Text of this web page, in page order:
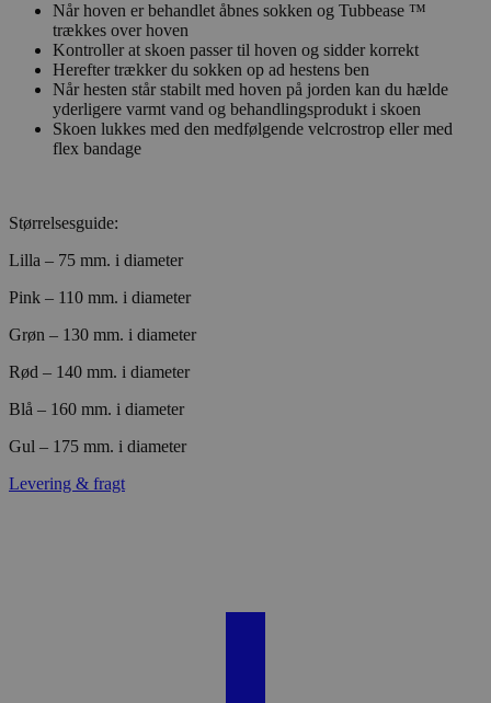
Når hoven er behandlet åbnes sokken og Tubbease ™
trækkes over hoven
Kontroller at skoen passer til hoven og sidder korrekt
Herefter trækker du sokken op ad hestens ben
Når hesten står stabilt med hoven på jorden kan du hælde
yderligere varmt vand og behandlingsprodukt i skoen
Skoen lukkes med den medfølgende velcrostrop eller med
flex bandage
Størrelsesguide:
Lilla – 75 mm. i diameter
Pink – 110 mm. i diameter
Grøn – 130 mm. i diameter
Rød – 140 mm. i diameter
Blå – 160 mm. i diameter
Gul – 175 mm. i diameter
Levering & fragt